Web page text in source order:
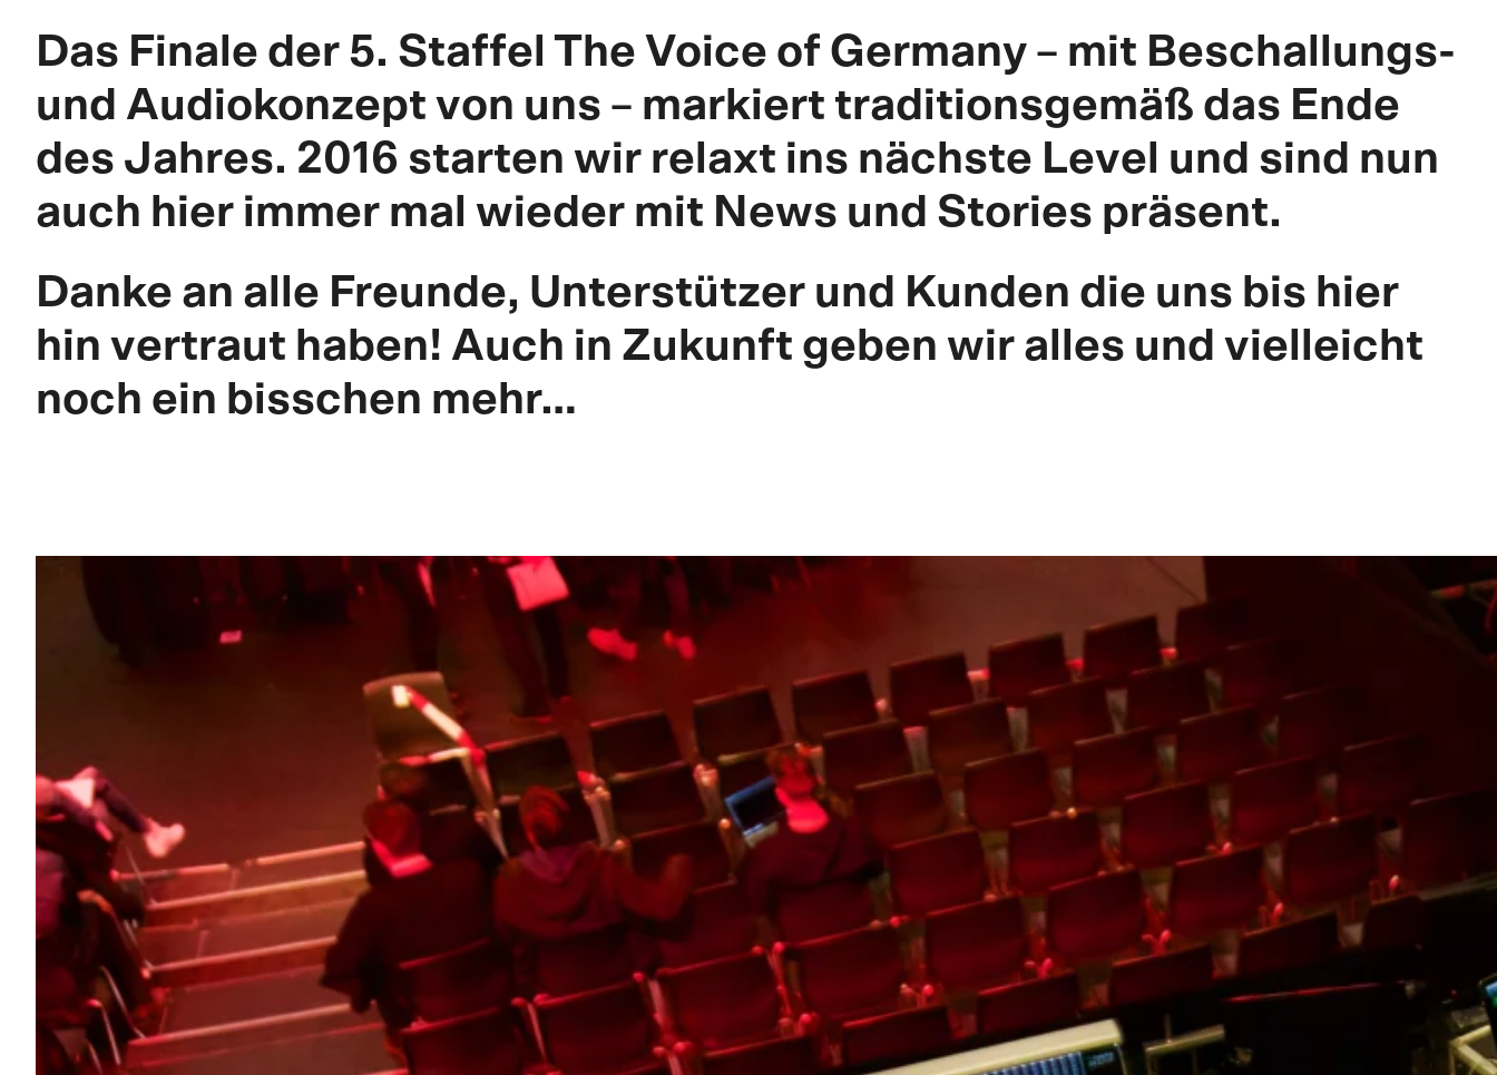
Das Finale der 5. Staffel The Voice of Germany – mit Beschallungs-
und Audiokonzept von uns – markiert traditionsgemäß das Ende
des Jahres. 2016 starten wir relaxt ins nächste Level und sind nun
auch hier immer mal wieder mit News und Stories präsent.
Danke an alle Freunde, Unterstützer und Kunden die uns bis hier
hin vertraut haben! Auch in Zukunft geben wir alles und vielleicht
noch ein bisschen mehr…